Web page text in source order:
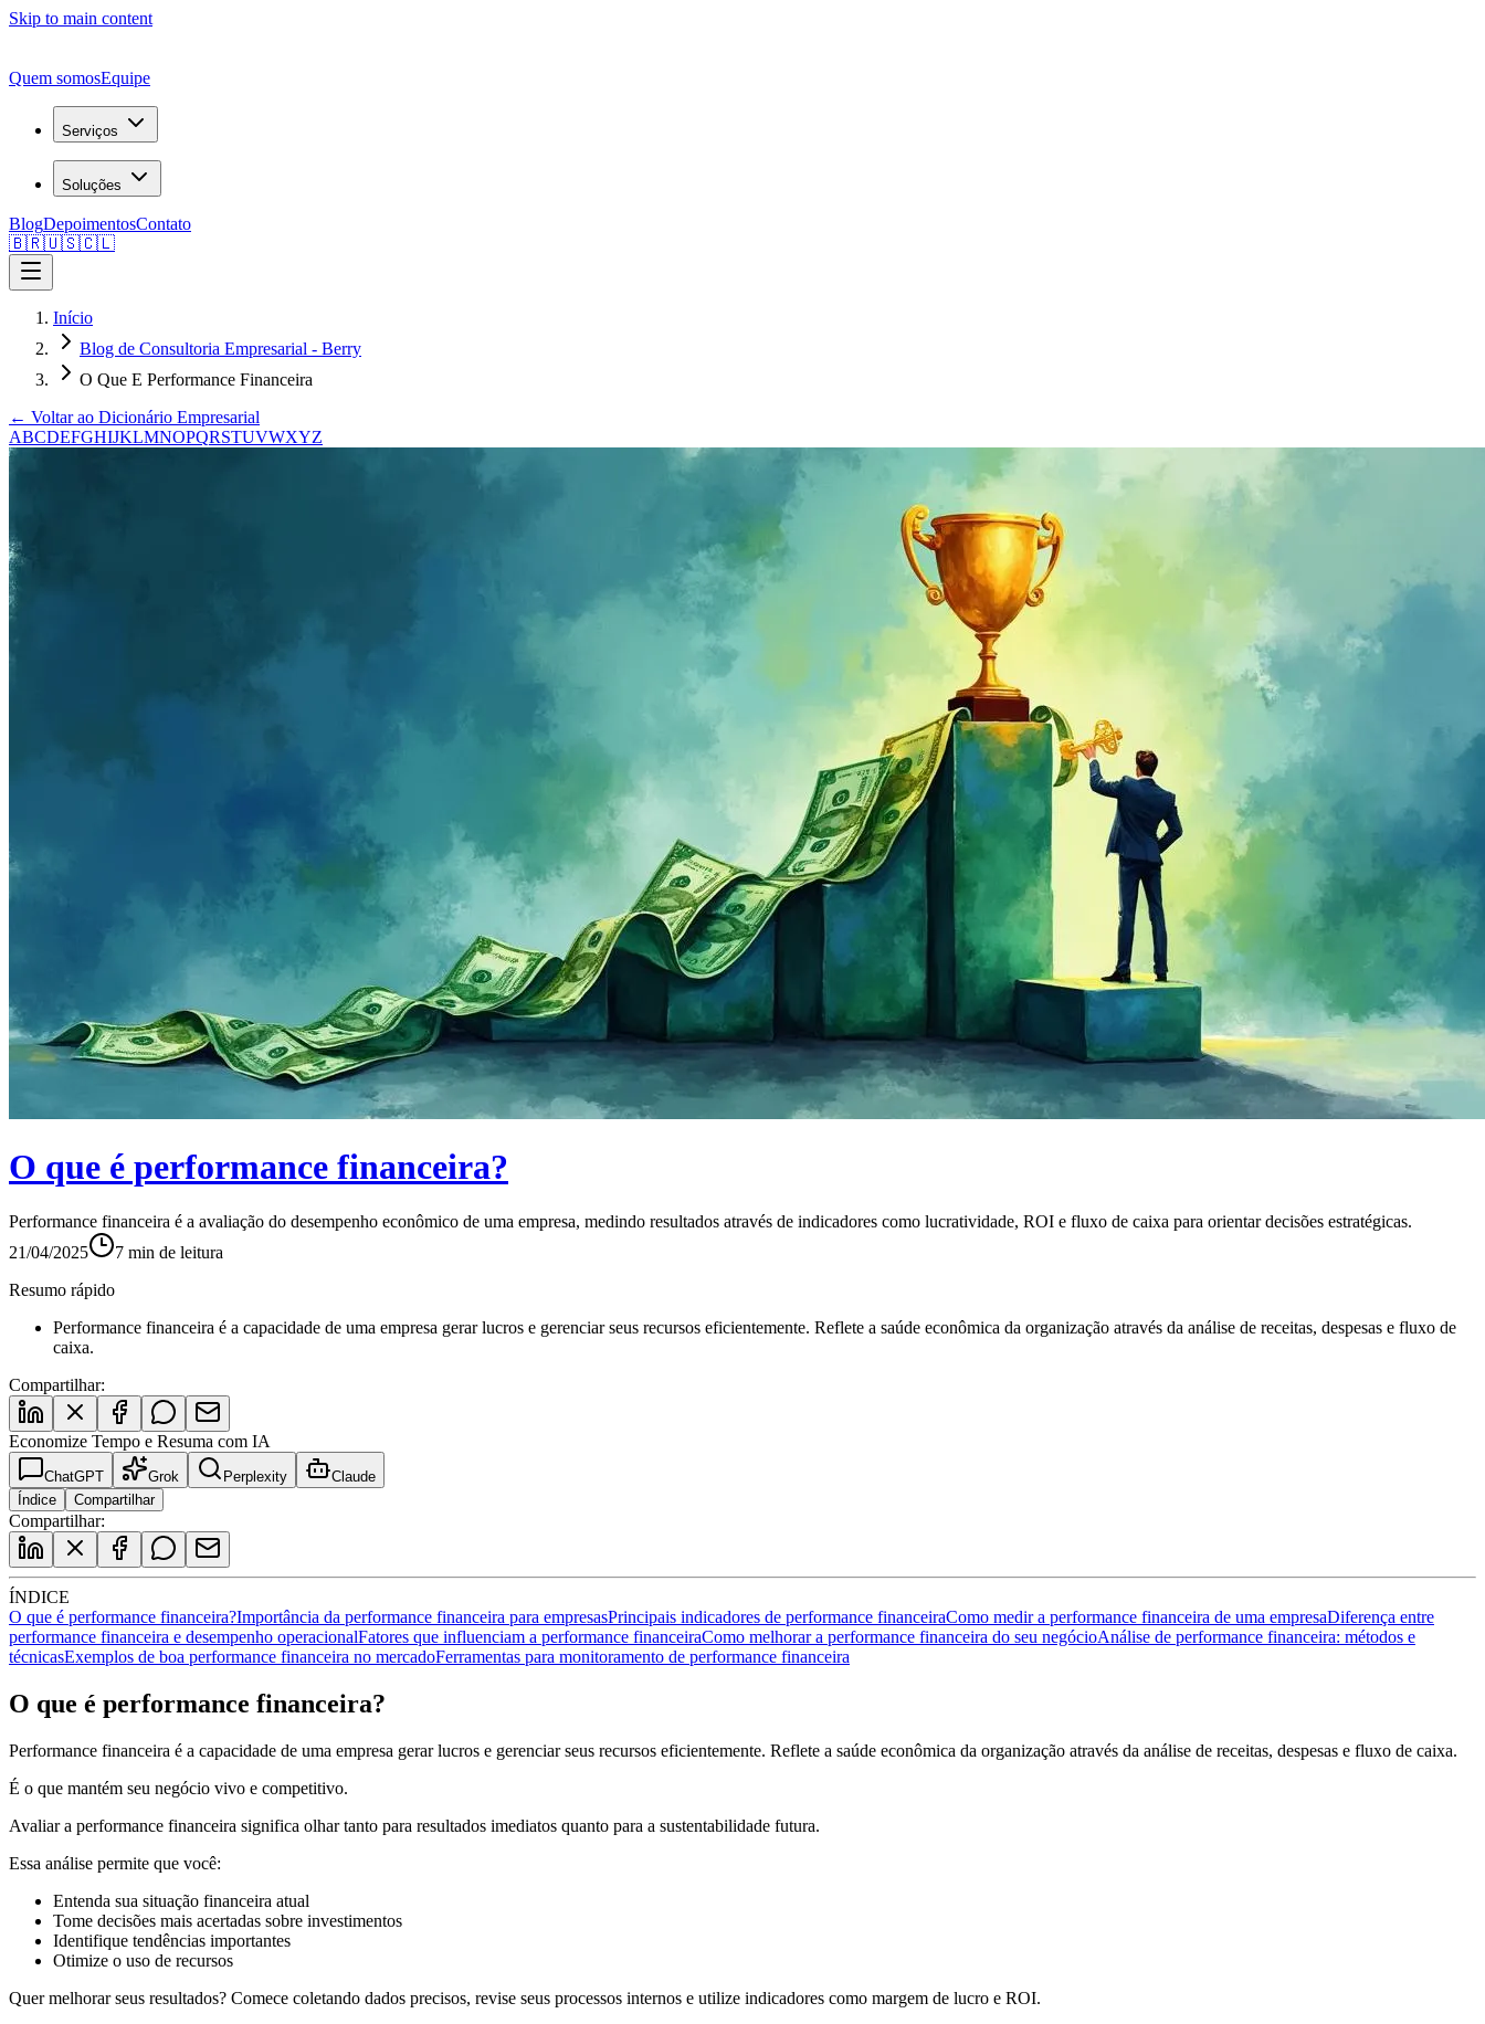
Skip to main content
Quem somosEquipe
Serviços
Soluções
BlogDepoimentosContato
🇧🇷🇺🇸🇨🇱
Início
Blog de Consultoria Empresarial - Berry
O Que E Performance Financeira
← Voltar ao Dicionário Empresarial
ABCDEFGHIJKLMNOPQRSTUVWXYZ
O que é performance financeira?
Performance financeira é a avaliação do desempenho econômico de uma empresa, medindo resultados através de indicadores como lucratividade, ROI e fluxo de caixa para orientar decisões estratégicas.
21/04/2025
7 min de leitura
Resumo rápido
Performance financeira é a capacidade de uma empresa gerar lucros e gerenciar seus recursos eficientemente. Reflete a saúde econômica da organização através da análise de receitas, despesas e fluxo de
caixa.
Compartilhar:
Economize Tempo e Resuma com IA
ChatGPT Grok Perplexity
Claude
Índice
Compartilhar
Compartilhar:
ÍNDICE
O que é performance financeira?Importância da performance financeira para empresasPrincipais indicadores de performance financeiraComo medir a performance financeira de uma empresaDiferença entre
performance financeira e desempenho operacionalFatores que influenciam a performance financeiraComo melhorar a performance financeira do seu negócioAnálise de performance financeira: métodos e
técnicasExemplos de boa performance financeira no mercadoFerramentas para monitoramento de performance financeira
O que é performance financeira?
Performance financeira é a capacidade de uma empresa gerar lucros e gerenciar seus recursos eficientemente. Reflete a saúde econômica da organização através da análise de receitas, despesas e fluxo de caixa.
É o que mantém seu negócio vivo e competitivo.
Avaliar a performance financeira significa olhar tanto para resultados imediatos quanto para a sustentabilidade futura.
Essa análise permite que você:
Entenda sua situação financeira atual
Tome decisões mais acertadas sobre investimentos
Identifique tendências importantes
Otimize o uso de recursos
Quer melhorar seus resultados? Comece coletando dados precisos, revise seus processos internos e utilize indicadores como margem de lucro e ROI.